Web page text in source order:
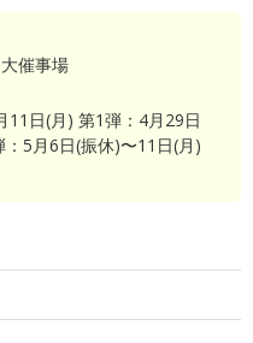
催事場
11日(月) 第1弾：4月29日
5月6日(振休)〜11日(月)